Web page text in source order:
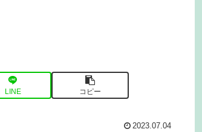
LINE コピー
2023.07.04